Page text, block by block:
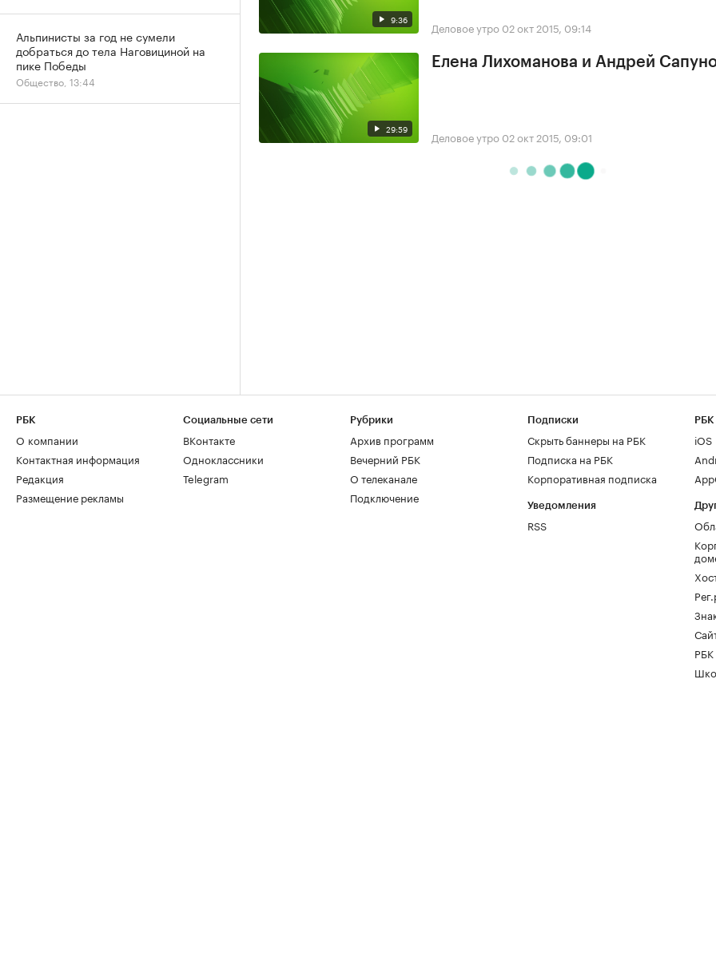
9:36 Деловое утро 02 окт 2015, 09:14
29:59
Елена Лихоманова и Андрей
Деловое утро 02 окт 2015, 09:01
Альпинисты за год не сумели
добраться до тела Наговициной на
пике Победы
Общество, 13:44
РБК
О компании
Контактная информация
Редакция
Размещение рекламы
Социальные сети
ВКонтакте
Одноклассники
Telegram
Рубрики
Архив программ
Вечерний РБК
О телеканале
Подключение
Подписки
Скрыть баннеры на РБК
Подписка на РБК
Корпоративная подписка
Уведомления
RSS
РБК
iOS